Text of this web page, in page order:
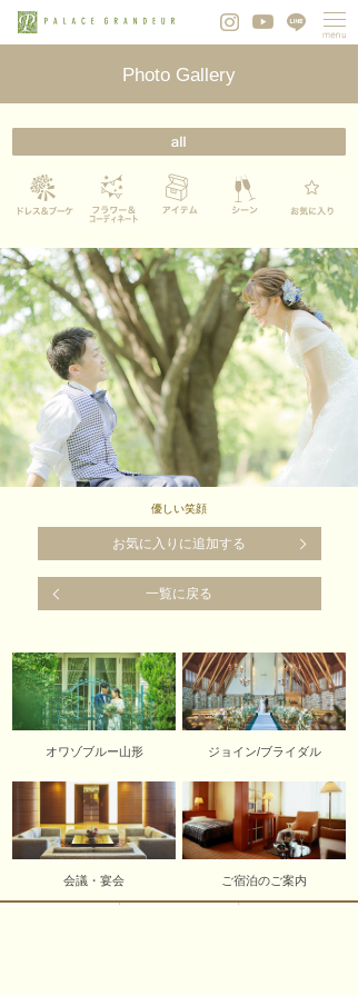
Photo Gallery
優しい笑顔
お気に入りに追加する
一覧に戻る
オワゾブルー山形 ジョイン/ブライダル
会議・宴会 ご宿泊のご案内